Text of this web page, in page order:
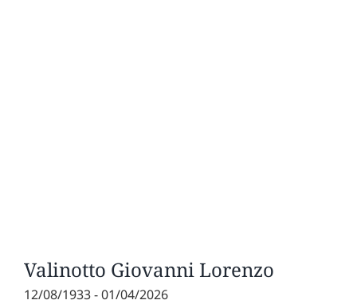
Valinotto Giovanni Lorenzo
12/08/1933 - 01/04/2026